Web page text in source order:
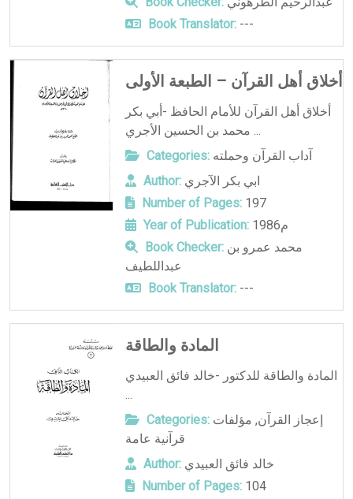
Book Translator:---
أخلاق أهل القرآن – الطبعة الأولى
أخلاق أهل القرآن للأمام الحافظ -أبي بكر
محمد بن الحسين الأجري ...
Categories: آداب القرآن وحملته
Author: ابي بكر الآجري
Number of Pages:197
Year of Publication:
1986م
Book Checker:محمد عمرو بن
عبداللطيف
Book Translator:---
المادة والطاقة
المادة والطاقة للدكتور -خالد فائق العبيدي
...
Categories:
إعجاز القرآن, مؤلفات
قرآنية عامة
Author: خالد فائق العبيدي
Number of Pages:104